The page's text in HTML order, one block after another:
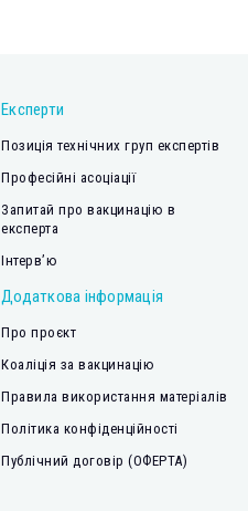
Експерти
Позиція технічних груп експертів
Професійні асоціації
Запитай про вакцинацію в
експерта
Інтерв’ю
Додаткова інформація
Про проєкт
Коаліція за вакцинацію
Правила використання матеріалів
Політика конфіденційності
Публічний договір (ОФЕРТА)